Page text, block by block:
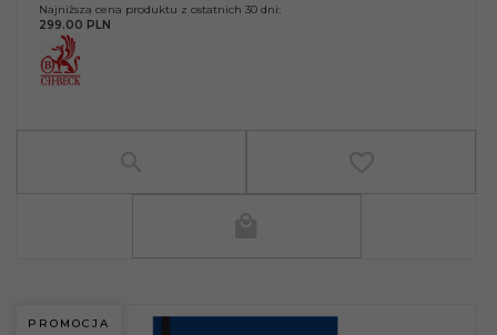
Najniższa cena produktu z ostatnich 30 dni:
299.00 PLN
PROMOCJA